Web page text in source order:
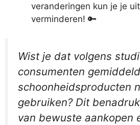
veranderingen kun je je
verminderen! 🔑
Wist je dat volgens
consumenten
schoonheidsproducten
gebruiken? Dit
van bewuste aankopen